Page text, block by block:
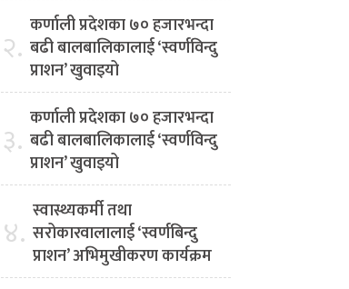
२. कर्णाली प्रदेशका ७० हजारभन्दा
बढी बालबालिकालाई ‘स्वर्णविन्दु
प्राशन’ खुवाइयो
३. कर्णाली प्रदेशका ७० हजारभन्दा
बढी बालबालिकालाई ‘स्वर्णविन्दु
प्राशन’ खुवाइयो
४. स्वास्थ्यकर्मी तथा
सरोकारवालालाई ‘स्वर्णबिन्दु
प्राशन’ अभिमुखीकरण कार्यक्रम